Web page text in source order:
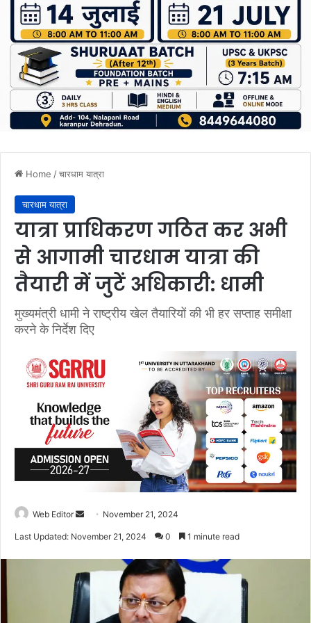
Home /चारधाम यात्रा
चारधाम यात्रा
यात्रा प्राधिकरण गठित कर अभी
से आगामी चारधाम यात्रा की
तैयारी में जुटें अधिकारी: धामी
मुख्यमंत्री धामी ने राष्ट्रीय खेल तैयारियों की भी हर सप्ताह समीक्षा
करने के निर्देश दिए
Web Editor
a
n
November 21, 2024
Last Updated: November 21, 2024 0 1 minute read